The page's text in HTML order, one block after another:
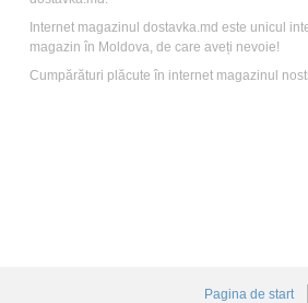
Internet magazinul dostavka.md este unicul
magazin în Moldova, de care aveți nevoie!
Cumpărături plăcute în internet magazinul
Pagina de start